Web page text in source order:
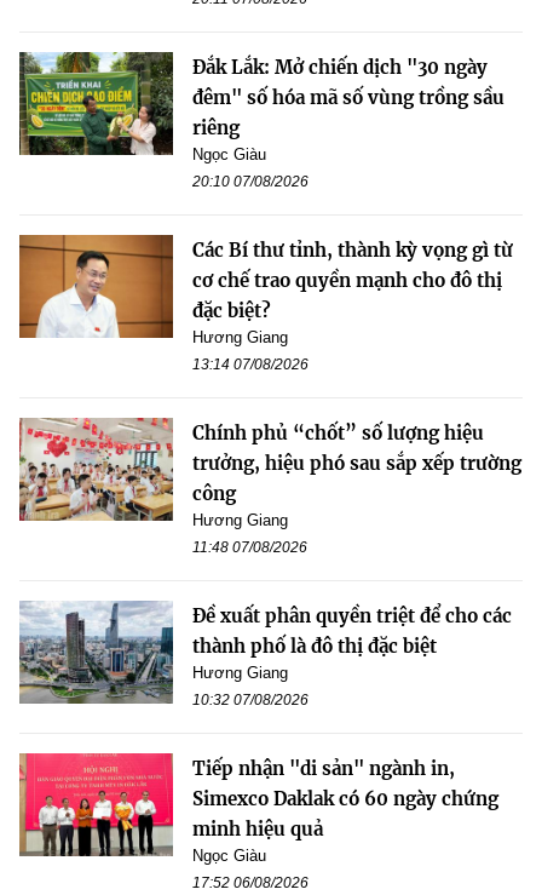
Đắk Lắk: Mở chiến dịch "30 ngày
đêm" số hóa mã số vùng trồng sầu
riêng
Ngọc Giàu
20:10 07/08/2026
Các Bí thư tỉnh, thành kỳ vọng gì từ
cơ chế trao quyền mạnh cho đô thị
đặc biệt?
Hương Giang
13:14 07/08/2026
Chính phủ “chốt” số lượng hiệu
trưởng, hiệu phó sau sắp xếp trường
công
Hương Giang
11:48 07/08/2026
Đề xuất phân quyền triệt để cho các
thành phố là đô thị đặc biệt
Hương Giang
10:32 07/08/2026
Tiếp nhận "di sản" ngành in,
Simexco Daklak có 60 ngày chứng
minh hiệu quả
Ngọc Giàu
17:52 06/08/2026